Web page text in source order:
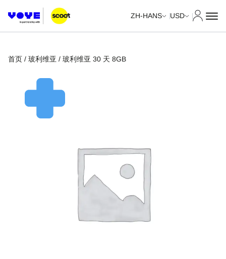
ZH-HANS USD
首页 / 玻利维亚 / 玻利维亚 30 天 8GB